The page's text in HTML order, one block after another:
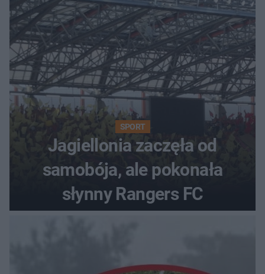
SPORT
Jagiellonia zaczęła od
samobója, ale pokonała
słynny Rangers FC